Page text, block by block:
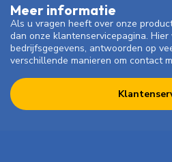
Meer informatie
Als u vragen heeft over onze
dan onze klantenservicepagina. Hier
bedrijfsgegevens, antwoorden op
verschillende manieren om contact